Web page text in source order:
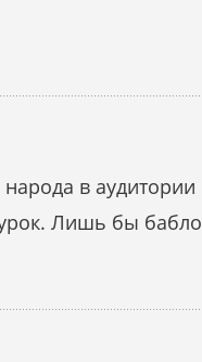
в аудитории
Лишь бы бабло